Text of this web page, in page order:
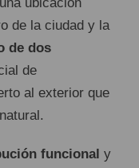
de la ciudad y la
de dos
de
al exterior que
funcional y